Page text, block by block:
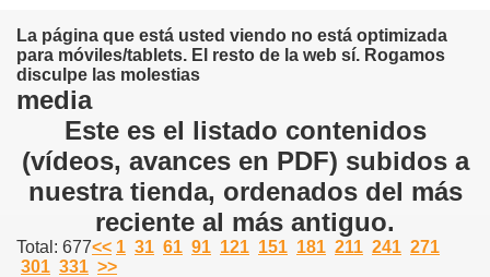
La página que está usted viendo no está optimizada
para móviles/tablets. El resto de la web sí. Rogamos
disculpe las molestias
media
Este es el listado contenidos
(vídeos, avances en PDF) subidos a
nuestra tienda, ordenados del más
reciente al más antiguo.
Total: 677<< 1 31 61 91 121 151 181 211 241 271
301 331 >>